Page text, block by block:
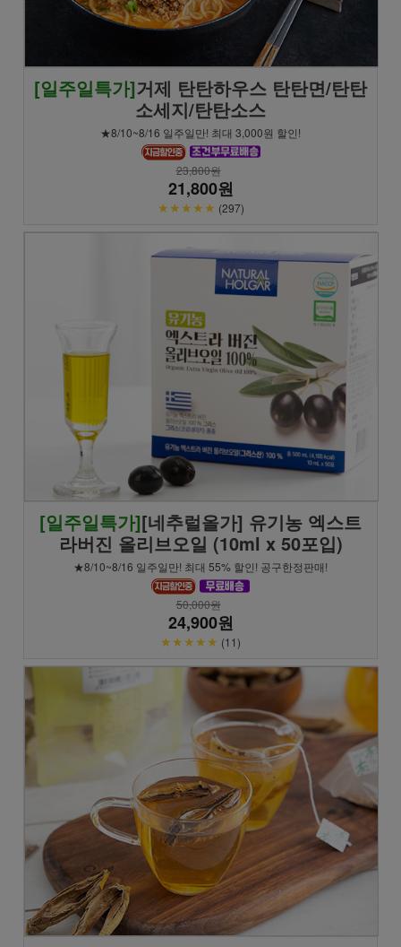
[일주일특가]거제 탄탄하우스 탄탄면/탄탄
소세지/탄탄소스
★8/10~8/16 일주일만! 최대 3,000원 할인!
23,800원
21,800원
★★★★★ (297)
[일주일특가][네추럴올가] 유기농 엑스트
라버진 올리브오일 (10ml x 50포입)
★8/10~8/16 일주일만! 최대 55% 할인! 공구한정판매!
50,000원
24,900원
★★★★★ (11)